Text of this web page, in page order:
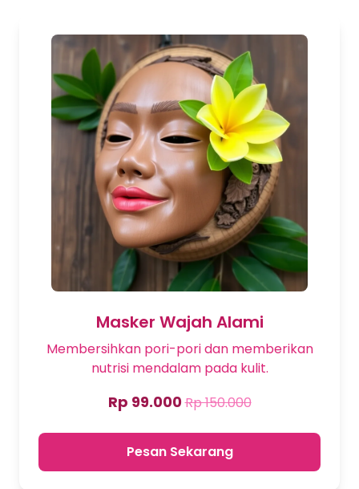
Masker Wajah Alami
Membersihkan pori-pori dan memberikan
nutrisi mendalam pada kulit.
Rp 99.000Rp 150.000
Pesan Sekarang